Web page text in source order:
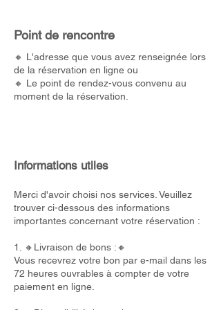
Point de rencontre
🔸 L'adresse que vous avez renseignée lors
de la réservation en ligne ou
🔸 Le point de rendez-vous convenu au
moment de la réservation.
Informations utiles
Merci d'avoir choisi nos services. Veuillez
trouver ci-dessous des informations
importantes concernant votre réservation :
1. 🔸Livraison de bons :🔸
Vous recevrez votre bon par e-mail dans les
72 heures ouvrables à compter de votre
paiement en ligne.